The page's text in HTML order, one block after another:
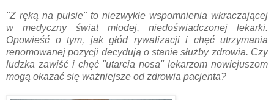
"Z ręką na pulsie" to niezwykłe wspomnienia wkraczającej
w medyczny świat młodej, niedoświadczonej lekarki.
Opowieść o tym, jak głód rywalizacji i chęć utrzymania
renomowanej pozycji decydują o stanie służby zdrowia. Czy
ludzka zawiść i chęć "utarcia nosa" lekarzom nowicjuszom
mogą okazać się ważniejsze od zdrowia pacjenta?